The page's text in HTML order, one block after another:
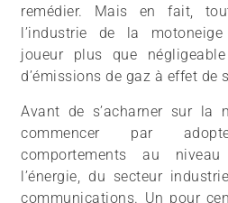
remédier. Mais en fait,
l’industrie de la
joueur plus que
d’émissions de gaz à effet de
Avant de s’acharner sur la
commencer par
comportements au
l’énergie, du secteur
communications. Un pour